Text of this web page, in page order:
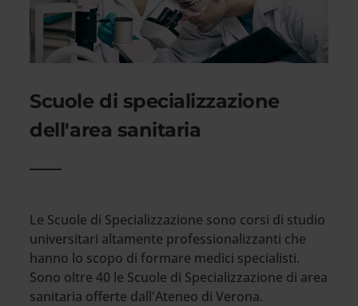
Scuole di specializzazione
dell'area sanitaria
Le Scuole di Specializzazione sono corsi di studio
universitari altamente professionalizzanti che
hanno lo scopo di formare medici specialisti.
Sono oltre 40 le Scuole di Specializzazione di area
sanitaria offerte dall'Ateneo di Verona.